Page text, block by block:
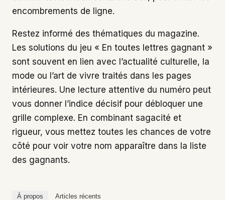
encombrements de ligne.
Restez informé des thématiques du magazine.
Les solutions du jeu « En toutes lettres gagnant »
sont souvent en lien avec l’actualité culturelle, la
mode ou l’art de vivre traités dans les pages
intérieures. Une lecture attentive du numéro peut
vous donner l’indice décisif pour débloquer une
grille complexe. En combinant sagacité et
rigueur, vous mettez toutes les chances de votre
côté pour voir votre nom apparaître dans la liste
des gagnants.
À propos Articles récents